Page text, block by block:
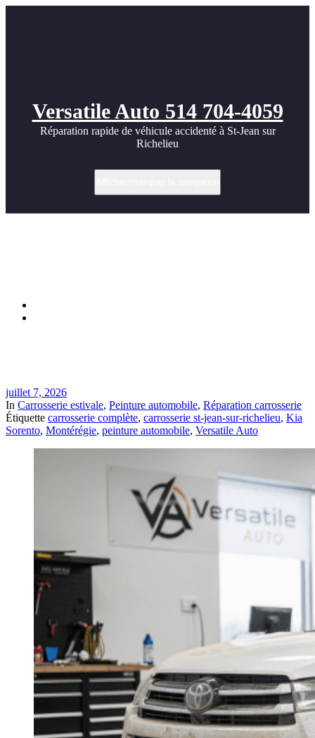
Versatile Auto 514 704-4059
Réparation rapide de véhicule accidenté à St-Jean sur
Richelieu
juillet 7, 2026
In Carrosserie estivale, Peinture automobile, Réparation carrosserie
Étiquette carrosserie complète, carrosserie st-jean-sur-richelieu, Kia
Sorento, Montérégie, peinture automobile, Versatile Auto